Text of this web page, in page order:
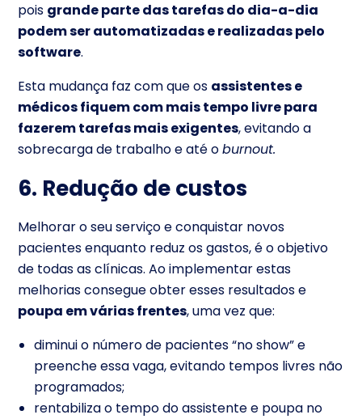
pois grande parte das tarefas do dia-a-dia
podem ser automatizadas e realizadas pelo
software.
Esta mudança faz com que os assistentes e
médicos fiquem com mais tempo livre para
fazerem tarefas mais exigentes, evitando a
sobrecarga de trabalho e até oburnout.
6. Redução de custos
Melhorar o seu serviço e conquistar novos
pacientes enquanto reduz os gastos, é o objetivo
de todas as clínicas. Ao implementar estas
melhorias consegue obter esses resultados e
poupa em várias frentes, uma vez que:
diminui o número de pacientes “no show” e
preenche essa vaga, evitando tempos livres não
programados;
rentabiliza o tempo do assistente e poupa no